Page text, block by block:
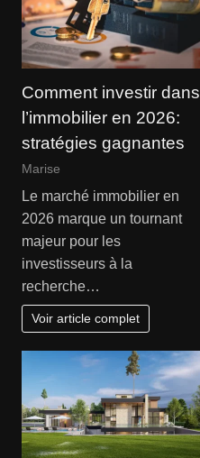
Comment investir dans
l’immobilier en 2026:
stratégies gagnantes
Marise
Le marché immobilier en
2026 marque un tournant
majeur pour les
investisseurs à la
recherche…
Voir article complet